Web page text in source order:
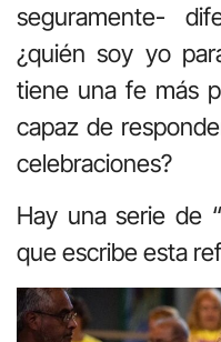
seguramente-
¿quién soy yo
tiene una fe más
capaz de
celebraciones?
Hay una serie de
que escribe esta